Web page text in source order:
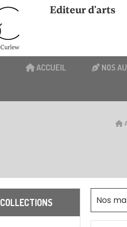
Editeur d'arts
ACCUEIL NOS
COLLECTIONS Nos